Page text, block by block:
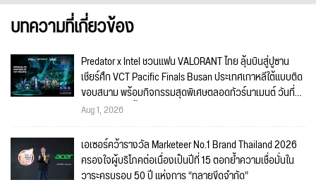
บทความที่เกี่ยวข้อง
Predator x Intel ชวนแฟน VALORANT ไทย ลุ้นบินสู่ปูซาน
เชียร์ศึก VCT Pacific Finals Busan ประเทศเกาหลีใต้แบบติด
ขอบสนาม พร้อมกิจกรรมสุดพิเศษตลอดทัวร์นาเมนต์ วันที่
5-6 กันยายนนี้!
Aug 1, 2026
เอเซอร์คว้ารางวัล Marketeer No.1 Brand Thailand 2026
ครองใจผู้บริโภคต่อเนื่องเป็นปีที่ 15 ตอกย้ำความเชื่อมั่นใน
วาระครบรอบ 50 ปี แห่งการ “ทลายขีดจำกัด”